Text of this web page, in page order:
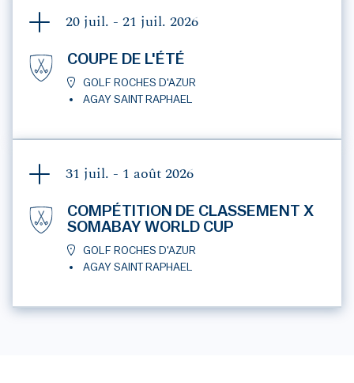
20 juil. - 21 juil. 2026
COUPE DE L'ÉTÉ
GOLF ROCHES D'AZUR
AGAY SAINT RAPHAEL
31 juil. - 1 août 2026
COMPÉTITION DE CLASSEMENT X
SOMABAY WORLD CUP
GOLF ROCHES D'AZUR
AGAY SAINT RAPHAEL